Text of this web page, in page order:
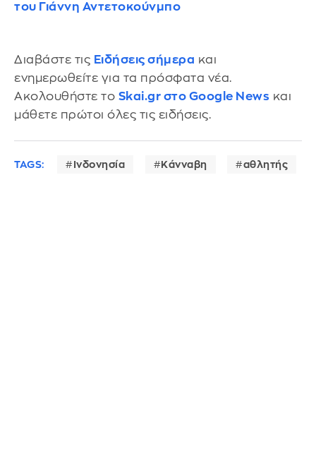
του Γιάννη Αντετοκούνμπο
Διαβάστε τις Ειδήσεις σήμερα και
ενημερωθείτε για τα πρόσφατα νέα.
Ακολουθήστε το Skai.gr στο Google News και
μάθετε πρώτοι όλες τις ειδήσεις.
TAGS: Ινδονησία Κάνναβη αθλητής